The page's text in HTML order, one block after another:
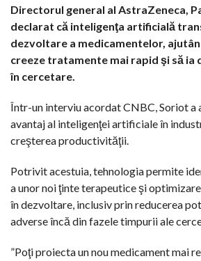
Directorul general al AstraZeneca,
declarat că inteligenţa artificială
dezvoltare a medicamentelor,
creeze tratamente mai rapid şi să ia
în cercetare.
Într-un interviu acordat CNBC, Soriot
avantaj al inteligenţei artificiale în
creşterea productivităţii.
Potrivit acestuia, tehnologia permite
a unor noi ţinte terapeutice şi
în dezvoltare, inclusiv prin reducerea
adverse încă din fazele timpurii ale
”Poţi proiecta un nou medicament mai